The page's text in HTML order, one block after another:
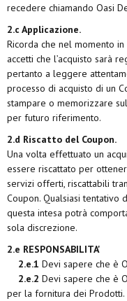
recedere chiamando Oasi
2.c Applicazione.
Ricorda che nel momento
accetti che l’acquisto sarà
pertanto a leggere
processo di acquisto di un
stampare o memorizzare
per futuro riferimento.
2.d Riscatto del Coupon.
Una volta effettuato un
essere riscattato per
servizi offerti, riscattabili
Coupon. Qualsiasi tentativo
questa intesa potrà
sola discrezione.
2.e RESPONSABILITA'
2.e.1 Devi sapere che è
2.e.2 Devi sapere che è
per la fornitura dei Prodotti.